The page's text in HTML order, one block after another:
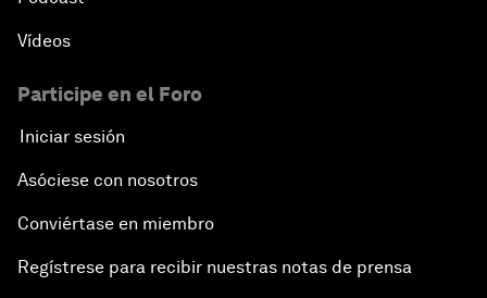
Vídeos
Participe en el Foro
Iniciar sesión
Asóciese con nosotros
Conviértase en miembro
Regístrese para recibir nuestras notas de prensa